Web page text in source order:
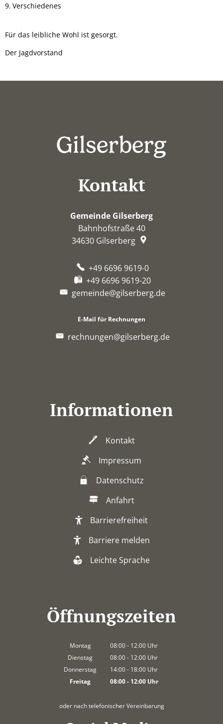
Verschiedenes
Für das leibliche Wohl ist gesorgt.
Der Jagdvorstand
Kontakt
Gemeinde Gilserberg
Bahnhofstraße 40
34630 Gilserberg
+49 6696 9619-0
+49 6696 9619-20
gemeinde@gilserberg.de
E-Mail für Rechnungen
rechnungen@gilserberg.de
Informationen
Kontakt
Impressum
Datenschutz
Anfahrt
Barrierefreiheit
Barriere melden
Leichte Sprache
Öffnungszeiten
Montag 08:00- 12:00 Uhr
Von 08:00 bis 12:00 Uhr
Dienstag 08:00- 12:00 Uhr
Von 08:00 bis 12:00 Uhr
Donnerstag 14:00- 18:00 Uhr
Von 14:00 bis 18:00 Uhr
Freitag 08:00- 12:00Uhr
oder nach telefonischer Vereinbarung